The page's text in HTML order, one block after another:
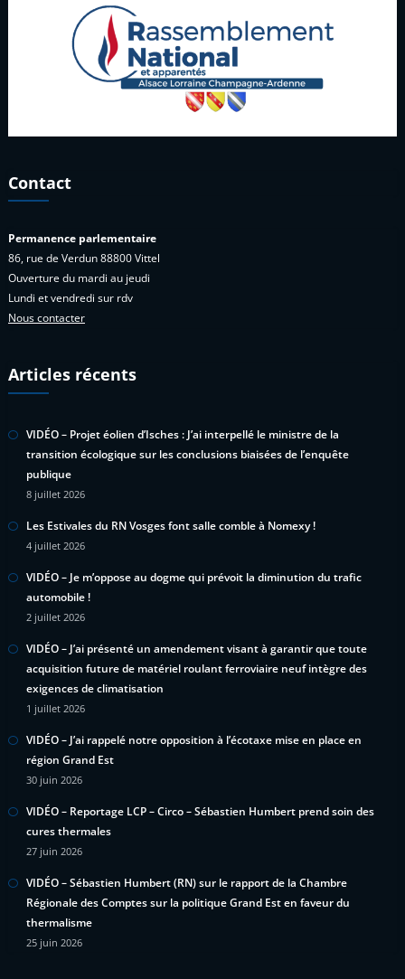
Contact
Permanence parlementaire
86, rue de Verdun 88800 Vittel
Ouverture du mardi au jeudi
Lundi et vendredi sur rdv
Nous contacter
Articles récents
VIDÉO – Projet éolien d’Isches : J’ai interpellé le ministre de la
transition écologique sur les conclusions biaisées de l’enquête
publique
8 juillet 2026
Les Estivales du RN Vosges font salle comble à Nomexy !
4 juillet 2026
VIDÉO – Je m’oppose au dogme qui prévoit la diminution du trafic
automobile !
2 juillet 2026
VIDÉO – J’ai présenté un amendement visant à garantir que toute
acquisition future de matériel roulant ferroviaire neuf intègre des
exigences de climatisation
1 juillet 2026
VIDÉO – J’ai rappelé notre opposition à l’écotaxe mise en place en
région Grand Est
30 juin 2026
VIDÉO – Reportage LCP – Circo – Sébastien Humbert prend soin des
cures thermales
27 juin 2026
VIDÉO – Sébastien Humbert (RN) sur le rapport de la Chambre
Régionale des Comptes sur la politique Grand Est en faveur du
thermalisme
25 juin 2026